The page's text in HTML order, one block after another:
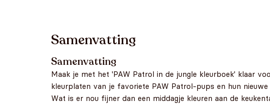
Samenvatting
Samenvatting
Maak je met het 'PAW Patrol in de jungle kleurboek' klaar
kleurplaten van je favoriete PAW Patrol-pups en hun
Wat is er nou fijner dan een middagje kleuren aan de